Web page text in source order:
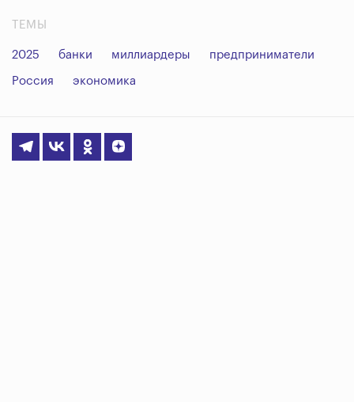
ТЕМЫ
2025 банки миллиардеры предприниматели
Россия экономика